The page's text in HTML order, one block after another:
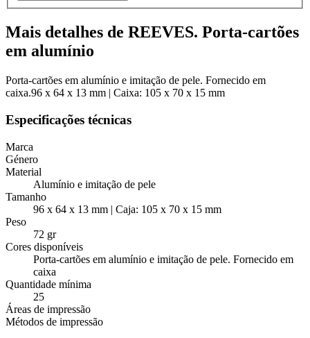
Mais detalhes de REEVES. Porta-cartões
em alumínio
Porta-cartões em alumínio e imitação de pele. Fornecido em
caixa.96 x 64 x 13 mm | Caixa: 105 x 70 x 15 mm
Especificações técnicas
Marca
Género
Material
Alumínio e imitação de pele
Tamanho
96 x 64 x 13 mm | Caja: 105 x 70 x 15 mm
Peso
72 gr
Cores disponíveis
Porta-cartões em alumínio e imitação de pele. Fornecido em
caixa
Quantidade mínima
25
Áreas de impressão
Métodos de impressão